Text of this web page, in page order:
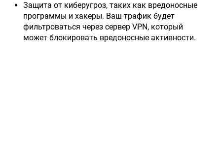
Защита от киберугроз, таких как вредоносные
программы и хакеры. Ваш трафик будет
фильтроваться через сервер VPN, который
может блокировать вредоносные активности.